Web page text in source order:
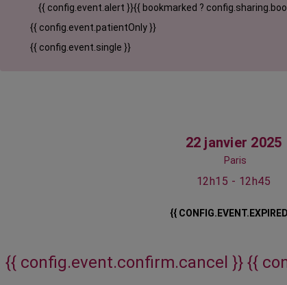
{{ config.event.alert }}{{ bookmarked ?
{{ config.event.patientOnly }}
{{ config.event.single }}
22 janvier 2025
Paris
12h15 - 12h45
{{
{{ config.event.confirm.cancel }} {{